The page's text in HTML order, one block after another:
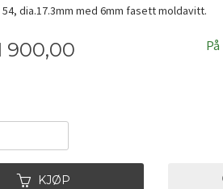
dia.17.3mm med 6mm fasett moldavitt.
900,00
KJØP